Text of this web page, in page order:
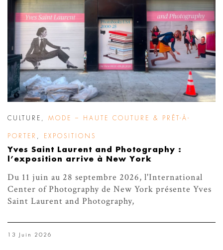
CULTURE MODE – HAUTE COUTURE & PRÊT-À-
PORTER EXPOSITIONS
Yves Saint Laurent and Photography :
l’exposition arrive à New York
Du 11 juin au 28 septembre 2026, l'International
Center of Photography de New York présente Yves
Saint Laurent and Photography,
13 Juin 2026